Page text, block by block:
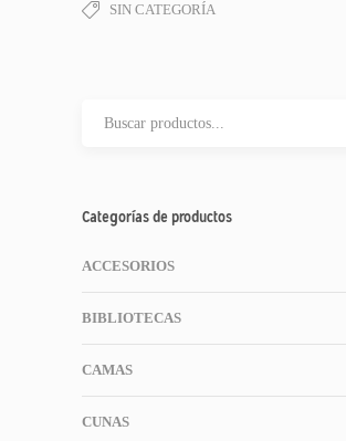
SIN CATEGORÍA
Categorías de productos
ACCESORIOS
BIBLIOTECAS
CAMAS
CUNAS